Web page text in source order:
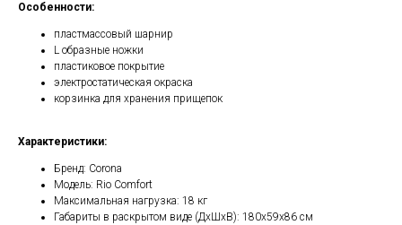
Особенности:
пластмассовый шарнир
L образные ножки
пластиковое покрытие
электростатическая окраска
корзинка для хранения прищепок
Характеристики:
Бренд: Corona
Модель: Rio Comfort
Максимальная нагрузка: 18 кг
Габариты в раскрытом виде (ДхШхВ): 180х59х86 см